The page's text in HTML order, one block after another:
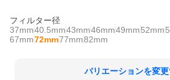
フィルター径
37mm40.5mm43mm46mm49mm52mm
67mm72mm77mm82mm
バリエーションを変